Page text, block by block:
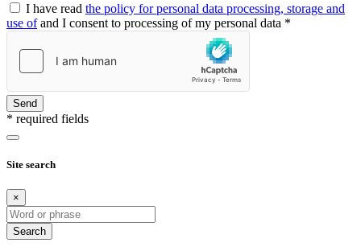
I have read the policy for personal data processing, storage and
use ofand I consent to processing of my personal data *
Send
* required fields
Site search
×
Search